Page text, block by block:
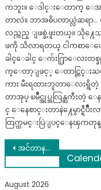
ကဘူး။ ေဒါင္းေတာက္ ေ
တာလဲ။ ဘာအဓိပၸာယ္လဲဆရာ
လည္လည္ ျဖစ္ခဲ့ဖူးတယ္။ သို႔ေသ
ဖကို သိလာရတယ္ ငါကစာေပ
ခါင္ေခါင္ ေက်း႐ြာေလးတစ္
က္ေတာ့ျဖင့္ ေတာင္တြင္းႀ
ကား မီးရထားဘူတာေလးရွိတဲ့
တာအုပ္ ၿမိဳင္အုပ္အလြန္ႀကီးတဲ့
င္ ေနေစာင္းတာနဲ႔ေမွာင္ရီပ်ိဳ
တြက္ထမင္းပြဲျပင္ေနၾကတု
Post
navigation
အင်တာနက်/ Wifi တွေ ဒီည ၁၂ ထိပဲ သုံးရမယ်…See More
August 2026